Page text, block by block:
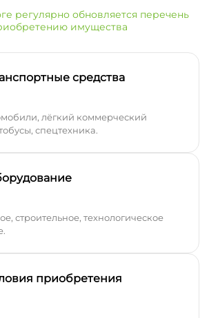
регулярно обновляется перечень
имущества
средства
лёгкий коммерческий
спецтехника.
строительное, технологическое
приобретения